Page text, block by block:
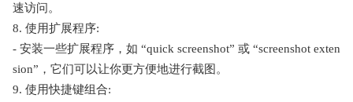
速访问。
8. 使用扩展程序:
- 安装一些扩展程序，如 “quick screenshot” 或 “screenshot exten
sion”，它们可以让你更方便地进行截图。
9. 使用快捷键组合: